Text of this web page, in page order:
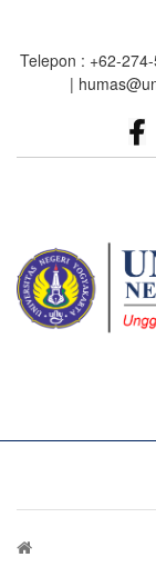
main
Telepon : +62-
|
Breadcrumb
0%
read